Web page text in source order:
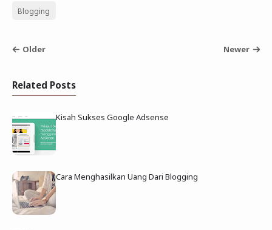
Blogging
Older Newer
Related Posts
Kisah Sukses Google Adsense
Cara Menghasilkan Uang Dari Blogging